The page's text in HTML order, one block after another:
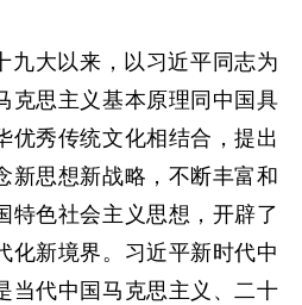
九大以来，以习近平同志为
克思主义基本原理同中国具
优秀传统文化相结合，提出
新思想新战略，不断丰富和
特色社会主义思想，开辟了
化新境界。习近平新时代中
当代中国马克思主义、二十